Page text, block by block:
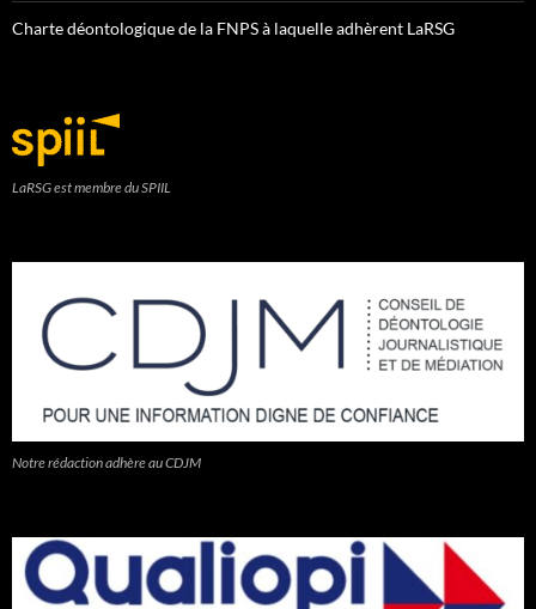
Charte déontologique de la FNPS à laquelle adhèrent LaRSG
LaRSG est membre du SPIIL
Notre rédaction adhère au CDJM